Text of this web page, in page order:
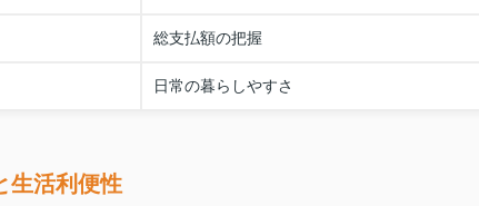
総支払額の把握
日常の暮らしやすさ
生活利便性